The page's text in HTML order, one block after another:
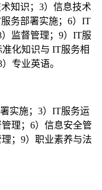
知识；3）信息技术
务部署实施；6）IT
监督管理；9）IT服
化知识与 IT服务相
专业英语。
实施；3）IT服务运
理；6）信息安全管
；9）职业素养与法